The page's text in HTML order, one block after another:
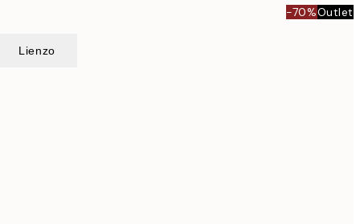
-70%Outlet
Lienzo